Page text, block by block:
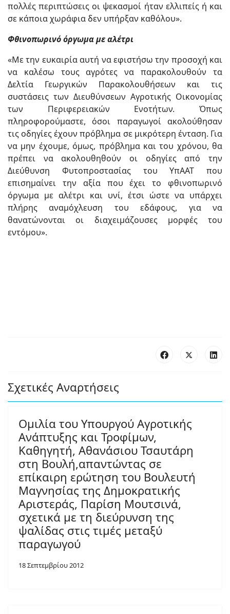
πολλές περιπτώσεις οι ψεκασμοί ήταν ελλιπείς ή και
σε κάποια χωράφια δεν υπήρξαν καθόλου».
Φθινοπωρινό όργωμα με αλέτρι
«Με την ευκαιρία αυτή να εφιστήσω την προσοχή και
να καλέσω τους αγρότες να παρακολουθούν τα
Δελτία Γεωργικών Παρακολουθήσεων και τις
συστάσεις των Διευθύνσεων Αγροτικής Οικονομίας
των Περιφερειακών Ενοτήτων. Όπως
πληροφορούμαστε, όσοι παραγωγοί ακολούθησαν
τις οδηγίες έχουν πρόβλημα σε μικρότερη ένταση. Για
να μην έχουμε, όμως, πρόβλημα και του χρόνου, θα
πρέπει να ακολουθηθούν οι οδηγίες από την
Διεύθυνση Φυτοπροστασίας του ΥπΑΑΤ που
επισημαίνει την αξία που έχει το φθινοπωρινό
όργωμα με αλέτρι και υνί, έτσι ώστε να υπάρχει
πλήρης αναμόχλευση του εδάφους, για να
θανατώνονται οι διαχειμάζουσες μορφές του
εντόμου».
Σχετικές Αναρτήσεις
Ομιλία του Υπουργού Αγροτικής
Ανάπτυξης και Τροφίμων,
Καθηγητή, Αθανάσιου Τσαυτάρη
στη Βουλή,απαντώντας σε
επίκαιρη ερώτηση του Βουλευτή
Μαγνησίας της Δημοκρατικής
Αριστεράς, Παρίση Μουτσινά,
σχετικά με τη διεύρυνση της
ψαλίδας στις τιμές μεταξύ
παραγωγού
18 Σεπτεμβρίου 2012